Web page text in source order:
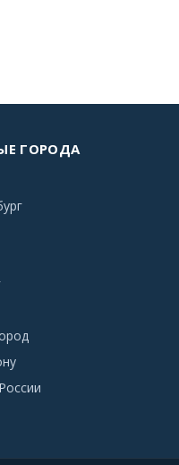
ГОРОДА